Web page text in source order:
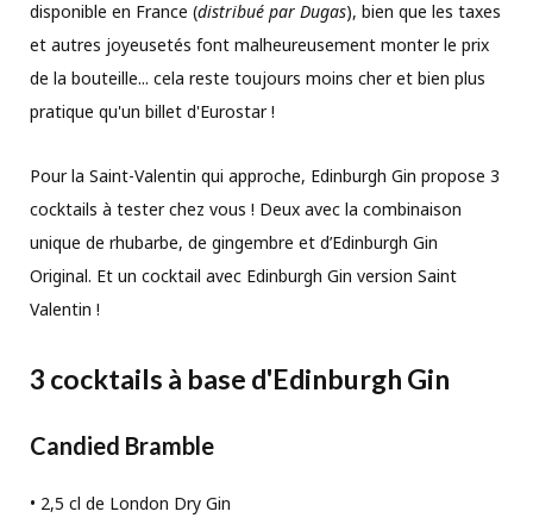
disponible en France (distribué par Dugas), bien que les taxes
et autres joyeusetés font malheureusement monter le prix
de la bouteille... cela reste toujours moins cher et bien plus
pratique qu'un billet d'Eurostar !
Pour la Saint-Valentin qui approche, Edinburgh Gin propose 3
cocktails à tester chez vous ! Deux avec la combinaison
unique de rhubarbe, de gingembre et d’Edinburgh Gin
Original. Et un cocktail avec Edinburgh Gin version Saint
Valentin !
3 cocktails à base d'Edinburgh Gin
Candied Bramble
• 2,5 cl de London Dry Gin